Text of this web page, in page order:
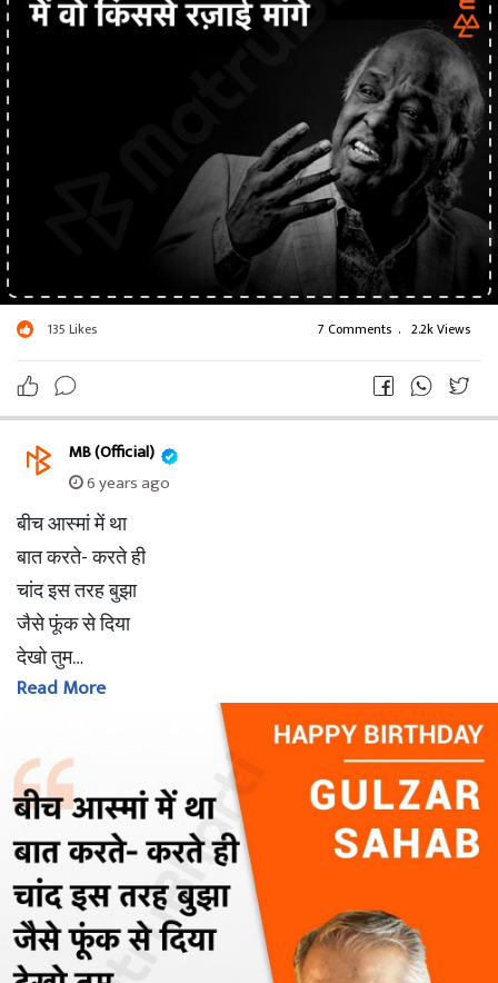
135 Likes 7 Comments . 2.2k Views
MB (Official)
6 years ago
बीच आस्मां में था
बात करते- करते ही
चांद इस तरह बुझा
जैसे फूंक से दिया
देखो तुम…
इतनी लम्बी
Read More